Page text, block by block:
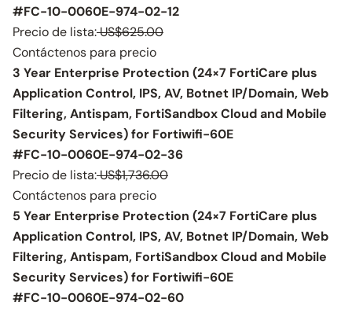
#FC-10-0060E-974-02-12
Precio de lista:US$625.00
Contáctenos para precio
3 Year Enterprise Protection (24×7 FortiCare plus
Application Control, IPS, AV, Botnet IP/Domain, Web
Filtering, Antispam, FortiSandbox Cloud and Mobile
Security Services) for Fortiwifi-60E
#FC-10-0060E-974-02-36
Precio de lista:US$1,736.00
Contáctenos para precio
5 Year Enterprise Protection (24×7 FortiCare plus
Application Control, IPS, AV, Botnet IP/Domain, Web
Filtering, Antispam, FortiSandbox Cloud and Mobile
Security Services) for Fortiwifi-60E
#FC-10-0060E-974-02-60